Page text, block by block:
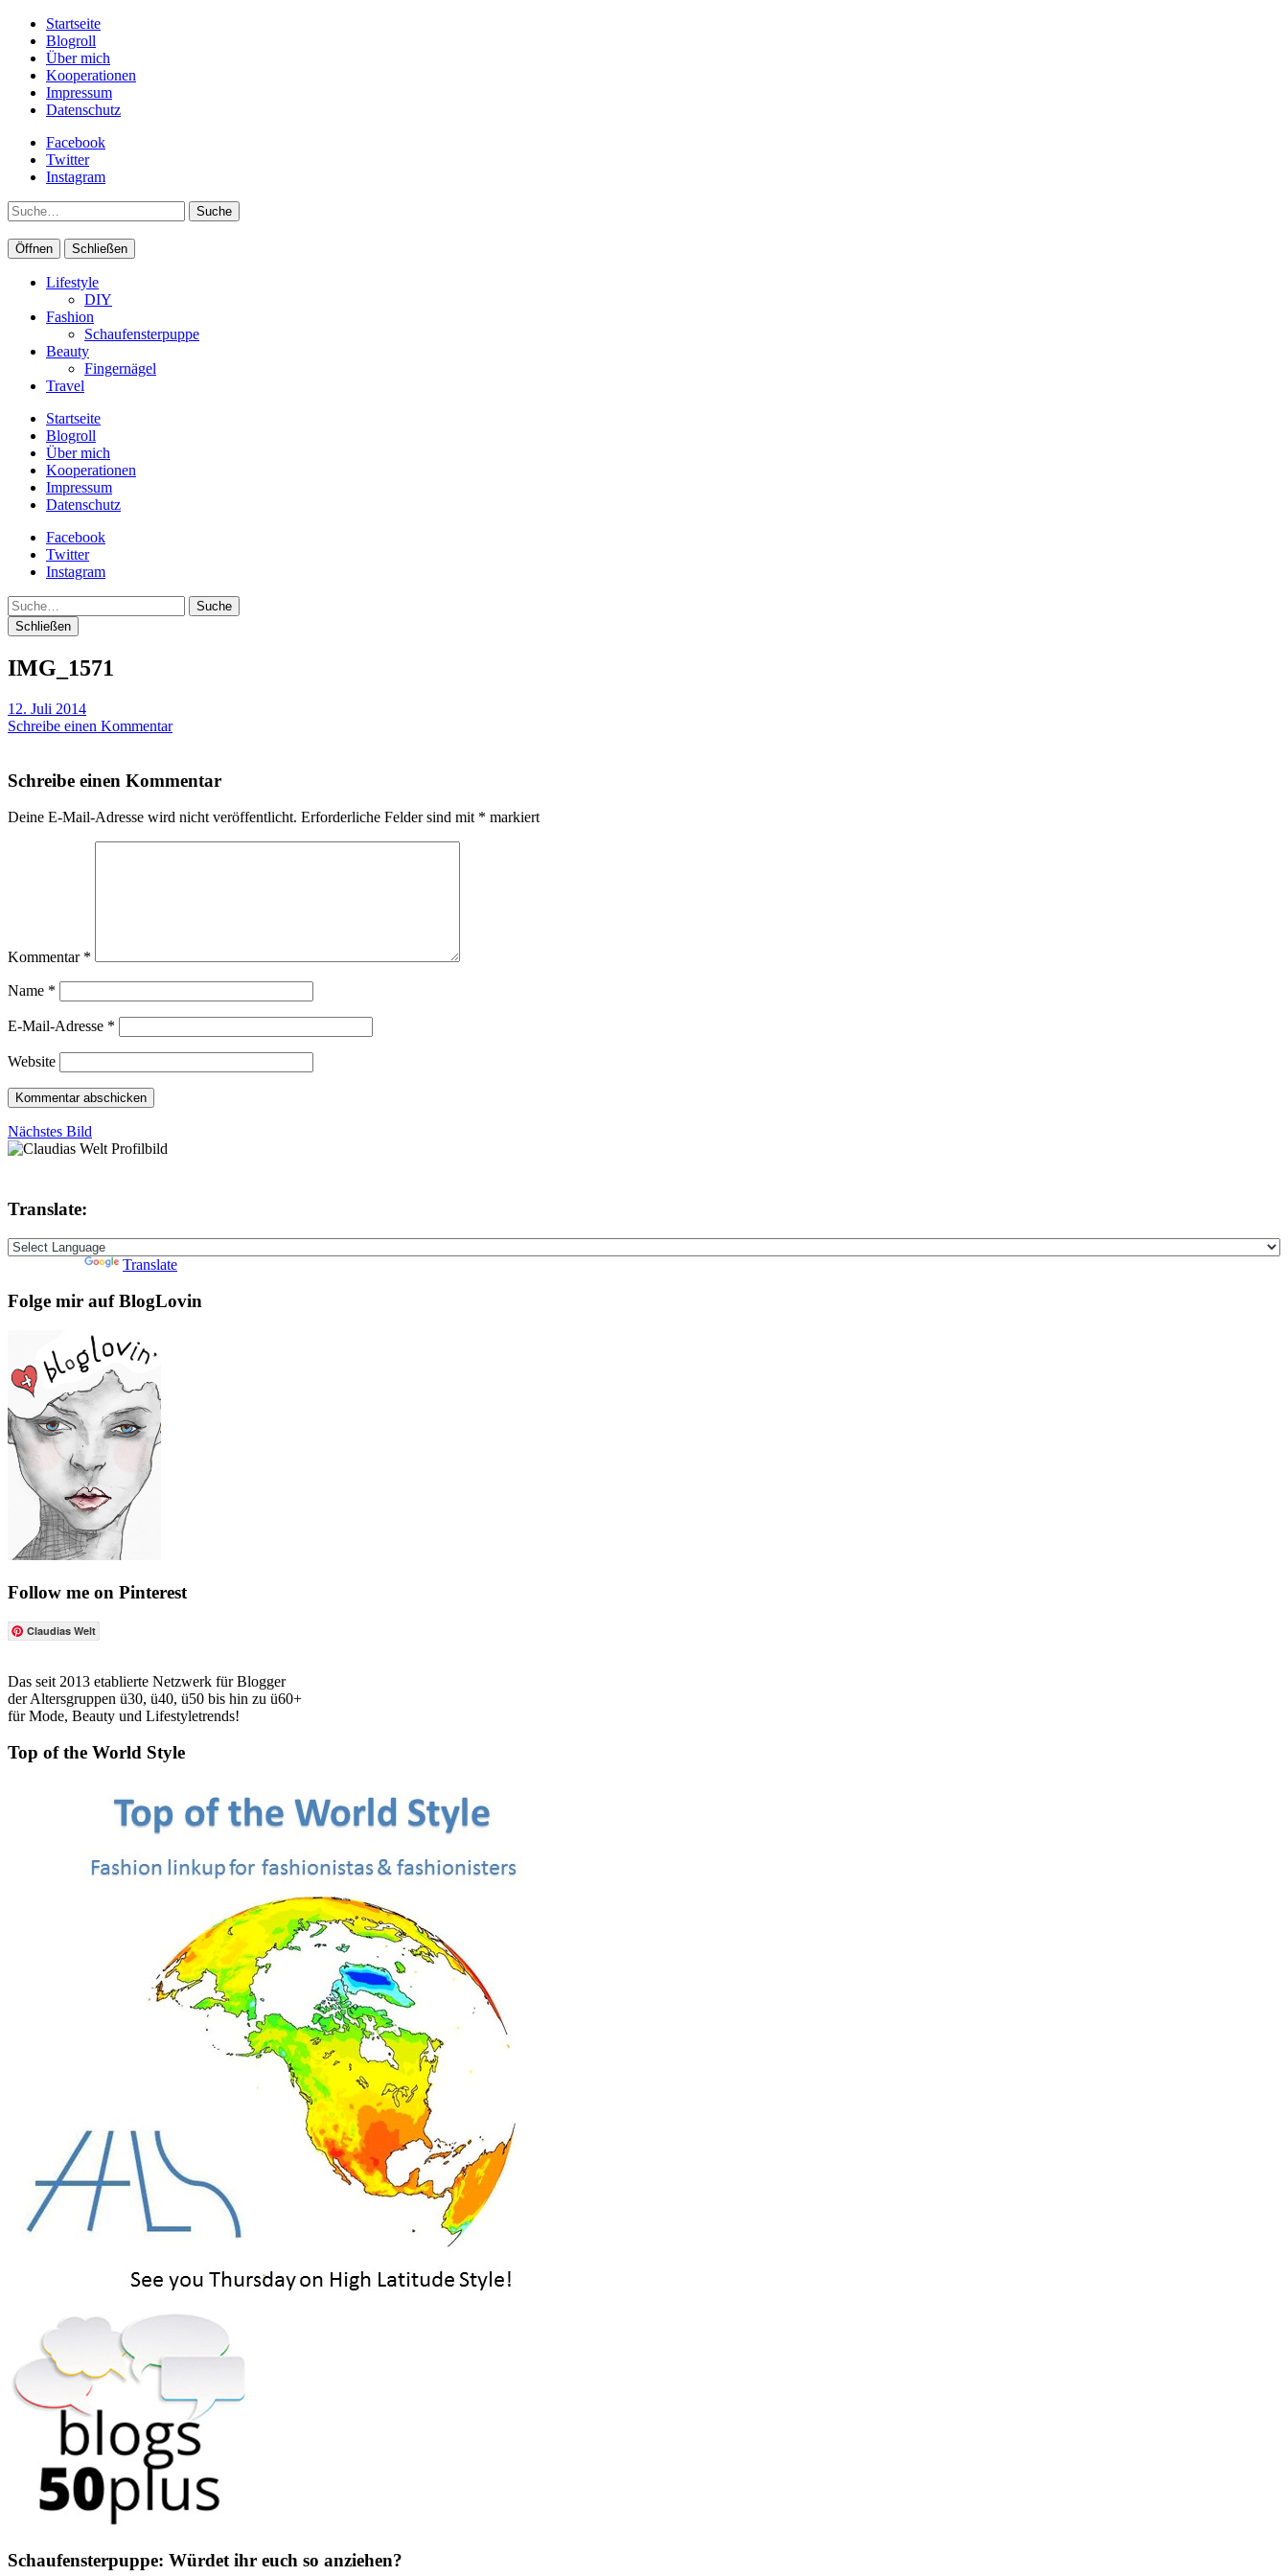
Startseite
Blogroll
Über mich
Kooperationen
Impressum
Datenschutz
Facebook
Twitter
Instagram
Suche
Öffnen Schließen
Lifestyle
DIY
Fashion
Schaufensterpuppe
Beauty
Fingernägel
Travel
Startseite
Blogroll
Über mich
Kooperationen
Impressum
Datenschutz
Facebook
Twitter
Instagram
Suche
Schließen
IMG_1571
12. Juli 2014
Schreibe einen Kommentar
Schreibe einen Kommentar
Deine E-Mail-Adresse wird nicht veröffentlicht. Erforderliche Felder sind mit * markiert
Kommentar *
Name *
E-Mail-Adresse *
Website
Nächstes Bild
Translate:
Translate
Folge mir auf BlogLovin
Follow me on Pinterest
Claudias Welt
Das seit 2013 etablierte Netzwerk für Blogger
der Altersgruppen ü30, ü40, ü50 bis hin zu ü60+
für Mode, Beauty und Lifestyletrends!
Top of the World Style
Schaufensterpuppe: Würdet ihr euch so anziehen?